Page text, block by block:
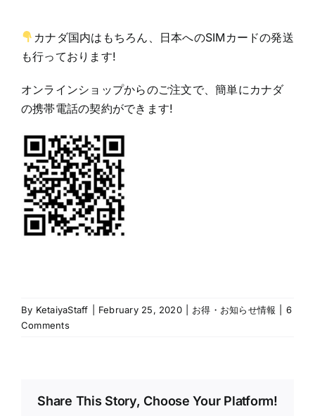
カナダ国内はもちろん、日本へのSIMカードの発送
も行っております!
オンラインショップからのご注文で、簡単にカナダ
の携帯電話の契約ができます!
By KetaiyaStaff February 25, 2020 お得・お知らせ情報
6
Comments
Share This Story, Choose Your Platform!